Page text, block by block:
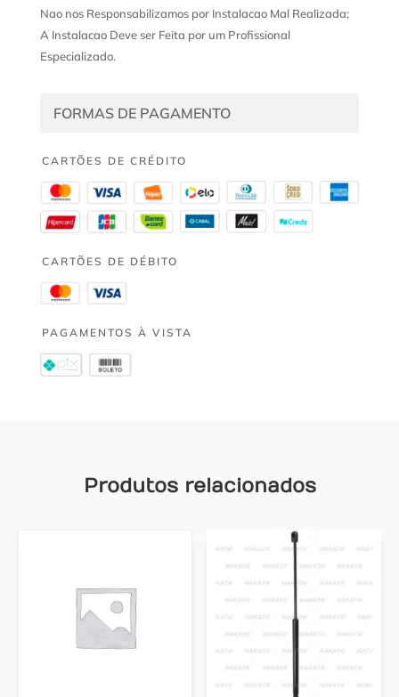
Nao nos Responsabilizamos por Instalacao Mal Realizada;
A Instalacao Deve ser Feita por um Profissional
Especializado.
FORMAS DE PAGAMENTO
CARTÕES DE CRÉDITO
CARTÕES DE DÉBITO
PAGAMENTOS À VISTA
Produtos relacionados